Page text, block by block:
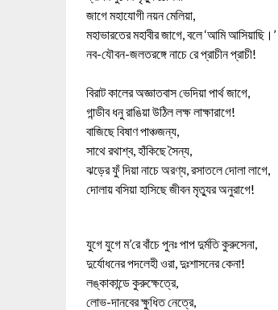
জাগে মহাযোগী নয়ন মেলিয়া,
মহাভারতের মহাবীর জাগে, বলে ‘আমি আসিয়াছি।’
নব-যৌবন-জলতরঙ্গে নাচে রে প্রাচীন প্রাচী!
বিরাট কালের অজ্ঞাতবাস ভেদিয়া পার্থ জাগে,
গান্ডীব ধনু রাঙিয়া উঠিল লক্ষ লাক্ষারাগে!
বাজিছে বিষাণ পাঞ্চজন্য,
সাথে রথাশ্ব, হাঁকিছে সৈন্য,
ঝড়ের ফুঁ দিয়া নাচে অরণ্য, রসাতলে দোলা লাগে,
দোলায় বসিয়া হাসিছে জীবন মৃত্যুর অনুরাগে!
যুগে যুগে ম’রে বাঁচে পুনঃ পাপ দুর্মতি কুরুসেনা,
দুর্যোধনের পদলেহী ওরা, দুঃশাসনের কেনা!
লঙ্কাকান্ডে কুরুক্ষেত্রে,
লোভ-দানবের ক্ষুধিত নেত্রে,